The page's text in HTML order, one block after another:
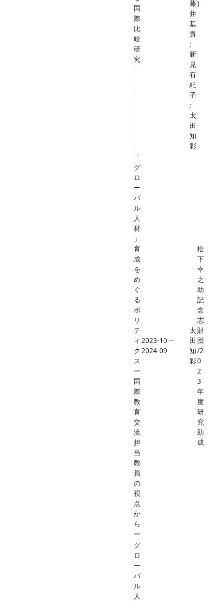
国
際
比
較
研
究
藤
井
基
貴
;
新
見
有
紀
子
;
太
田
知
彩
)
「
グ
ロ
ー
バ
ル
人
材
」
育
成
を
め
ぐ
る
ポ
リ
テ
ィ
ク
ス
ー
国
際
教
育
交
流
担
当
教
員
の
視
点
か
ら
ー
2023-10 --
2024-09
太
田
知
彩
松
下
幸
之
助
記
念
志
財
団
/2
0
2
3
年
度
研
究
助
成
グ
ロ
ー
バ
ル
人